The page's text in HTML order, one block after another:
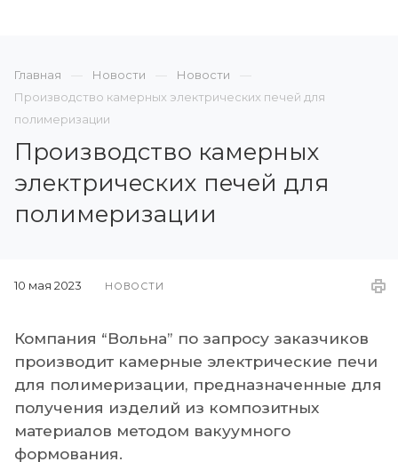
Главная Новости
Новости
Производство камерных электрических печей для
полимеризации
Производство камерных
электрических печей для
полимеризации
10 мая 2023 НОВОСТИ
Компания “Вольна” по запросу заказчиков
производит камерные электрические печи
для полимеризации, предназначенные для
получения изделий из композитных
материалов методом вакуумного
формования.